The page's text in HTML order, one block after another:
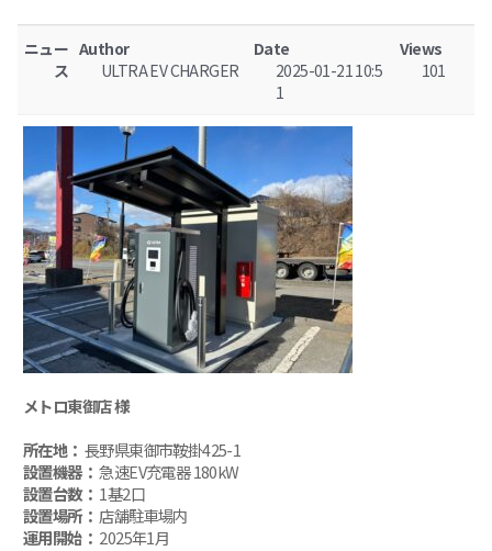
ニュー
ス
Author
ULTRA EV CHARGER
Date
2025-01-21 10:5
1
Views
101
メトロ東御店 様
所在地： 長野県東御市鞍掛425-1
設置機器： 急速EV充電器 180kW
設置台数： 1基2口
設置場所： 店舗駐車場内
運用開始： 2025年1月